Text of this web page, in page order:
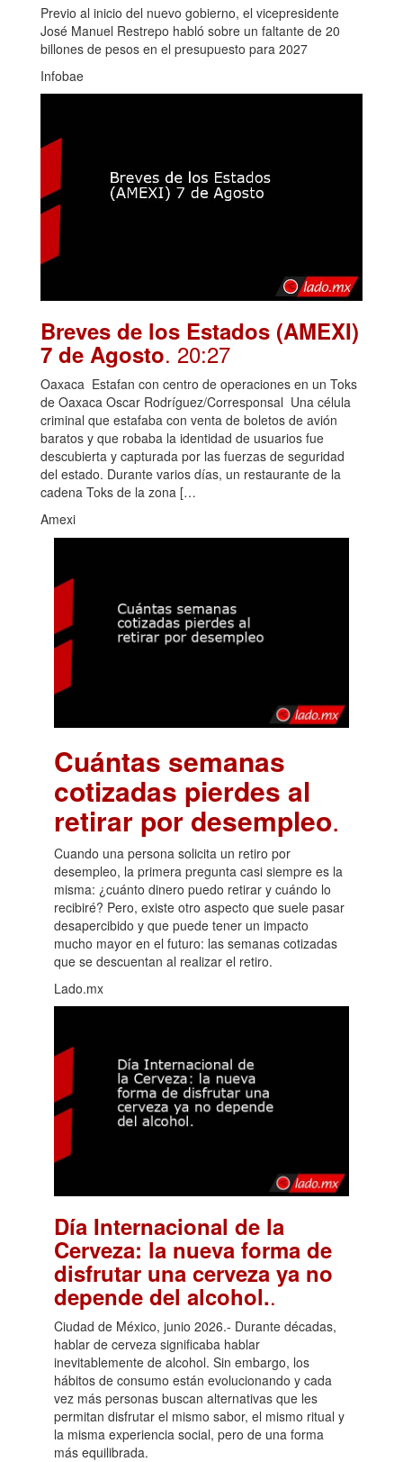
Previo al inicio del nuevo gobierno, el vicepresidente
José Manuel Restrepo habló sobre un faltante de 20
billones de pesos en el presupuesto para 2027
Infobae
Breves de los Estados (AMEXI)
7 de Agosto. 20:27
Oaxaca Estafan con centro de operaciones en un Toks
de Oaxaca Oscar Rodríguez/Corresponsal Una célula
criminal que estafaba con venta de boletos de avión
baratos y que robaba la identidad de usuarios fue
descubierta y capturada por las fuerzas de seguridad
del estado. Durante varios días, un restaurante de la
cadena Toks de la zona […
Amexi
Cuántas semanas
cotizadas pierdes al
retirar por desempleo.
Cuando una persona solicita un retiro por
desempleo, la primera pregunta casi siempre es la
misma: ¿cuánto dinero puedo retirar y cuándo lo
recibiré? Pero, existe otro aspecto que suele pasar
desapercibido y que puede tener un impacto
mucho mayor en el futuro: las semanas cotizadas
que se descuentan al realizar el retiro.
Lado.mx
Día Internacional de la
Cerveza: la nueva forma de
disfrutar una cerveza ya no
depende del alcohol..
Ciudad de México, junio 2026.- Durante décadas,
hablar de cerveza significaba hablar
inevitablemente de alcohol. Sin embargo, los
hábitos de consumo están evolucionando y cada
vez más personas buscan alternativas que les
permitan disfrutar el mismo sabor, el mismo ritual y
la misma experiencia social, pero de una forma
más equilibrada.